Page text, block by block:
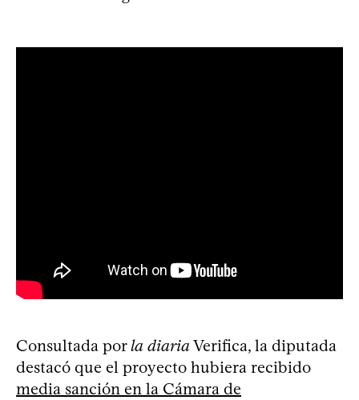
Consultada porla diariaVerifica, la diputada
destacó que el proyecto hubiera recibido
media sanción en la Cámara de